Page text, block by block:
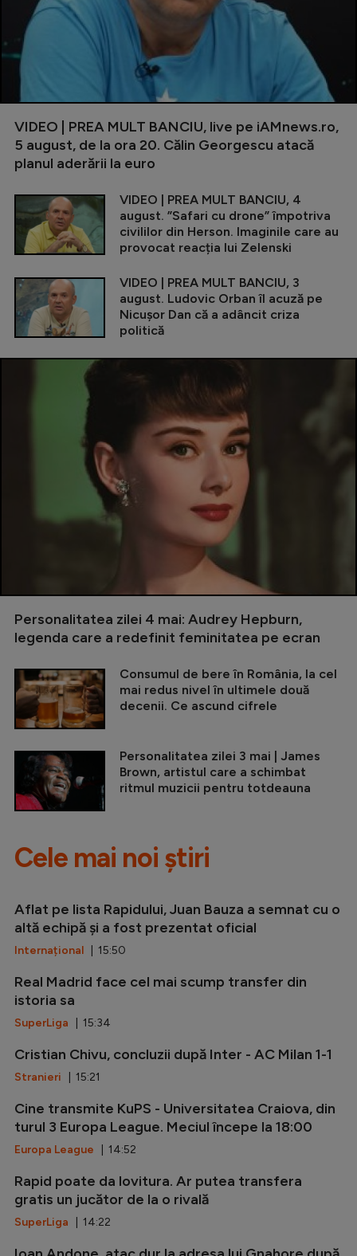
VIDEO | PREA MULT BANCIU, live pe iAMnews.ro,
5 august, de la ora 20. Călin Georgescu atacă
planul aderării la euro
VIDEO | PREA MULT BANCIU, 4
august. ”Safari cu drone” împotriva
civililor din Herson. Imaginile care au
provocat reacția lui Zelenski
VIDEO | PREA MULT BANCIU, 3
august. Ludovic Orban îl acuză pe
Nicușor Dan că a adâncit criza
politică
Personalitatea zilei 4 mai: Audrey Hepburn,
legenda care a redefinit feminitatea pe ecran
Consumul de bere în România, la cel
mai redus nivel în ultimele două
decenii. Ce ascund cifrele
Personalitatea zilei 3 mai | James
Brown, artistul care a schimbat
ritmul muzicii pentru totdeauna
Cele mai noi știri
Aflat pe lista Rapidului, Juan Bauza a semnat cu o
altă echipă și a fost prezentat oficial
Internațional | 15:50
Real Madrid face cel mai scump transfer din
istoria sa
SuperLiga | 15:34
Cristian Chivu, concluzii după Inter - AC Milan 1-1
Stranieri | 15:21
Cine transmite KuPS - Universitatea Craiova, din
turul 3 Europa League. Meciul începe la 18:00
Europa League | 14:52
Rapid poate da lovitura. Ar putea transfera
gratis un jucător de la o rivală
SuperLiga | 14:22